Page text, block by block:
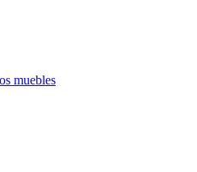
muebles